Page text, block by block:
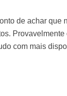
de achar que
com mais